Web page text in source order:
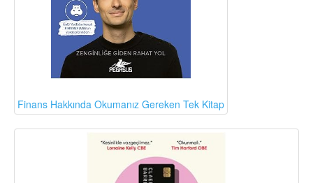
Finans Hakkında Okumanız Gereken Tek Kitap